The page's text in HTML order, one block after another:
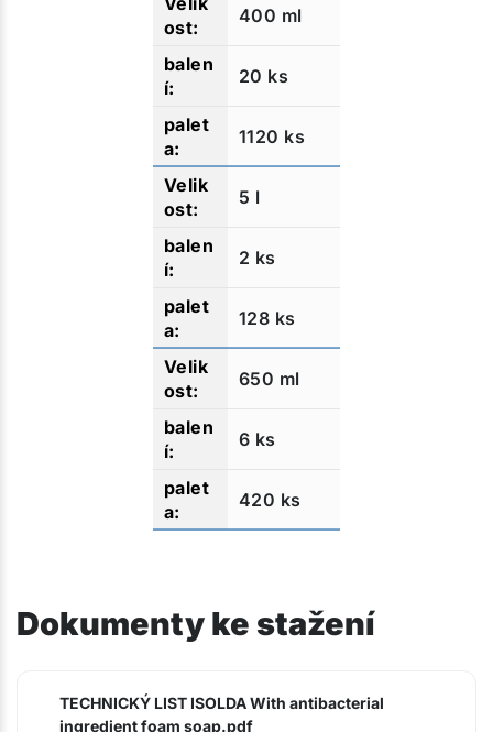
400 ml
20 ks
1120 ks
5 l
2 ks
128 ks
650 ml
6 ks
420 ks
Dokumenty ke stažení
TECHNICKÝ LIST ISOLDA With antibacterial
ingredient foam soap.pdf